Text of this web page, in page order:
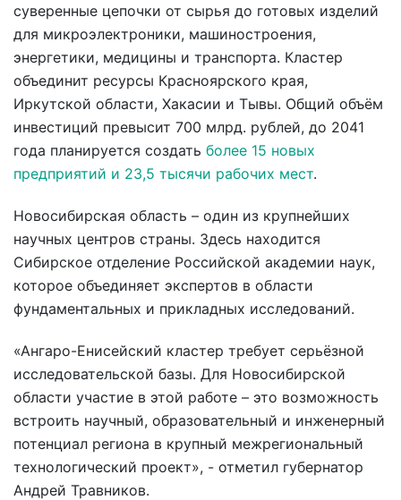
суверенные цепочки от сырья до готовых изделий
для микроэлектроники, машиностроения,
энергетики, медицины и транспорта. Кластер
объединит ресурсы Красноярского края,
Иркутской области, Хакасии и Тывы. Общий объём
инвестиций превысит 700 млрд. рублей, до 2041
года планируется создать более 15 новых
предприятий и 23,5 тысячи рабочих мест.
Новосибирская область – один из крупнейших
научных центров страны. Здесь находится
Сибирское отделение Российской академии наук,
которое объединяет экспертов в области
фундаментальных и прикладных исследований.
«Ангаро-Енисейский кластер требует серьёзной
исследовательской базы. Для Новосибирской
области участие в этой работе – это возможность
встроить научный, образовательный и инженерный
потенциал региона в крупный межрегиональный
технологический проект», - отметил губернатор
Андрей Травников.